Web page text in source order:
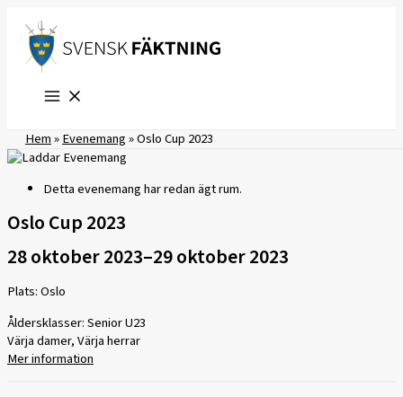
innehåll
Hem»Evenemang»Oslo Cup 2023
Detta evenemang har redan ägt rum.
Oslo Cup 2023
28 oktober 2023–29 oktober 2023
Plats: Oslo
Åldersklasser: Senior U23
Värja damer, Värja herrar
Mer information